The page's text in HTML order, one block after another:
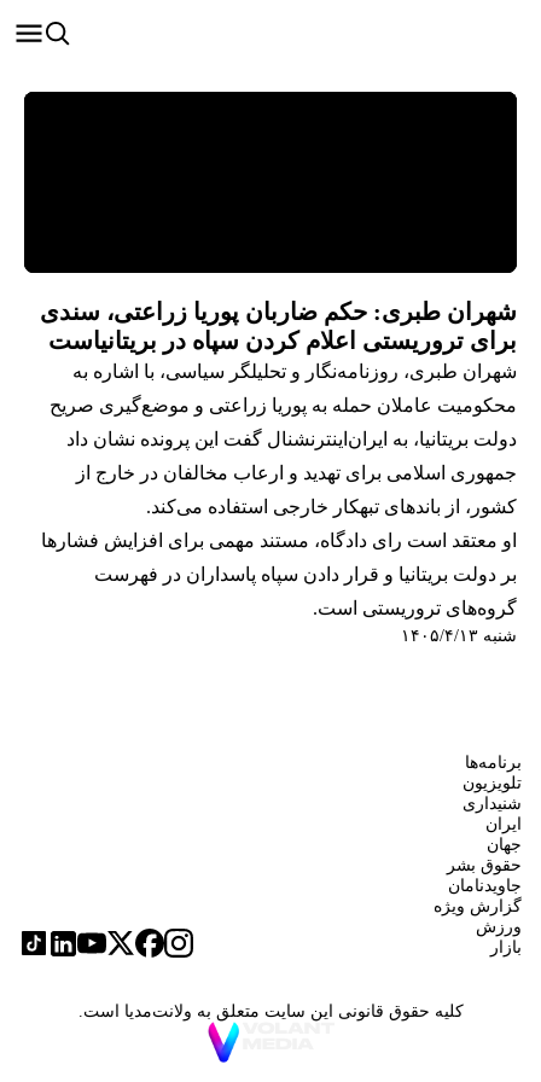
شهران طبری: حکم ضاربان پوریا زراعتی، سندی
برای تروریستی اعلام کردن سپاه در بریتانیاست
شهران طبری، روزنامه‌نگار و تحلیلگر سیاسی، با اشاره به
محکومیت عاملان حمله به پوریا زراعتی و موضع‌گیری صریح
دولت بریتانیا، به ایران‌اینترنشنال گفت این پرونده نشان داد
جمهوری اسلامی برای تهدید و ارعاب مخالفان در خارج از
کشور، از باندهای تبهکار خارجی استفاده می‌کند.
او معتقد است رای دادگاه، مستند مهمی برای افزایش فشارها
بر دولت بریتانیا و قرار دادن سپاه پاسداران در فهرست
گروه‌های تروریستی است.
شنبه ۱۴۰۵/۴/۱۳
برنامه‌ها
تلویزیون
شنیداری
ایران
جهان
حقوق بشر
جاویدنامان
گزارش ویژه
ورزش
بازار
کلیه حقوق قانونی این سایت متعلق به ولانت‌مدیا است.